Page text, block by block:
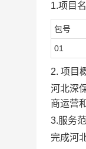
1.项目名
包号
01
2. 项目
河北深
商运营
3.服务
完成河